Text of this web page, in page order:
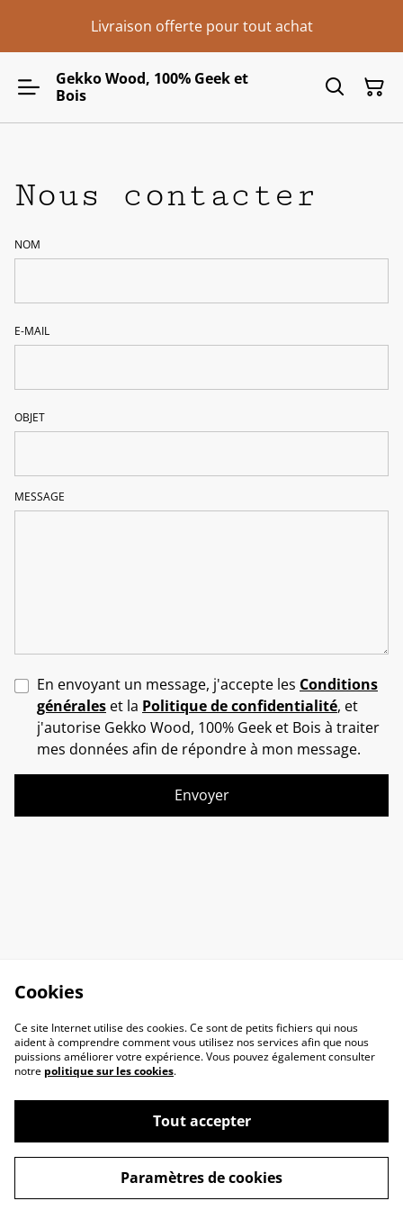
Livraison offerte pour tout achat
Gekko Wood, 100% Geek et
Bois
Nous contacter
NOM
E-MAIL
OBJET
MESSAGE
En envoyant un message, j'accepte les Conditions
générales et la Politique de confidentialité, et
j'autorise Gekko Wood, 100% Geek et Bois à traiter
mes données afin de répondre à mon message.
Envoyer
Contact Us
Legal Terms
Cookies
Ce site Internet utilise des cookies. Ce sont de petits fichiers qui nous
aident à comprendre comment vous utilisez nos services afin que nous
puissions améliorer votre expérience. Vous pouvez également consulter
notre politique sur les cookies.
Tout accepter
Paramètres de cookies